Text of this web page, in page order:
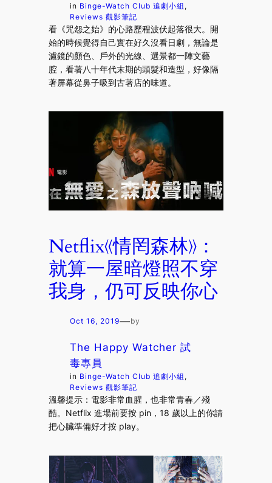
in Binge-Watch Club 追劇小組
Reviews 觀影筆記
看《咒怨之始》的心路歷程波伏起落很大。開
始的時候覺得自己實在好久沒看日劇，無論是
濾鏡的顏色、戶外的光線、選景都一陣文藝
腔，看著八十年代末期的頭髮和造型，好像隔
著屏幕從鼻子吸到古著店的味道。
Netflix《情罔森林》：
就算一屋暗燈照不穿
我身，仍可反映你心
Oct 16, 2019—by
The Happy Watcher 試
毒專員
in Binge-Watch Club 追劇小組
Reviews 觀影筆記
溫馨提示：電影非常血腥，也非常青春／殘
酷。Netflix 進場前要按 pin，18 歲以上的你請
把心臟準備好才按 play。